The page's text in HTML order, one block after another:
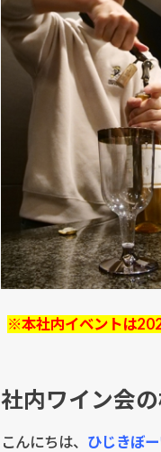
※本社内イベントは
社内ワイン会
こんにちは、 ひじきぼ